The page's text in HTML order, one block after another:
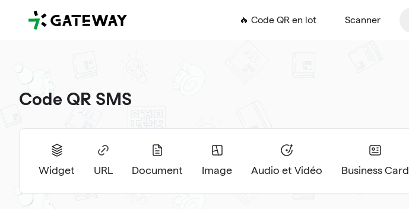
QRGateway 🔥 Code QR en lot Scanner
Code QR SMS
Widget URL Document Image Audio et Vidéo Business Card